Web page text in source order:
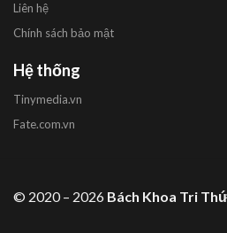
Liên hệ
Chính sách bảo mật
Hệ thống
Tinymedia.vn
Fate.com.vn
© 2020 – 2026 Bách Khoa Tri